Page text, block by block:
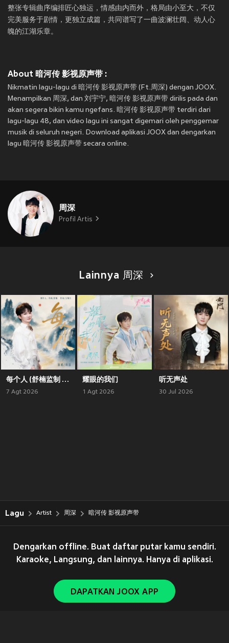
整张专辑曲序编排匠心独运，情感由内而外，格局由小至大，不仅
完美服务于剧情，更独立成篇，共同谱写了一曲波澜壮阔、动人心
魄的江湖乐章。
About 暗河传 影视原声带 :
Nikmatin lagu-lagu di 暗河传 影视原声带 (Ft.周深) dengan JOOX.
Menampilkan 周深, dan 刘宇宁, 暗河传 影视原声带 dirilis pada dan
akan segera bikin kamu ngefans. 暗河传 影视原声带 terdiri dari
lagu-lagu 48, dan video lagu ini sangat digemari oleh penggemar
musik di seluruh negeri. Download aplikasi JOOX dan dengarkan
lagu 暗河传 影视原声带 secara online.
周深
Profil Artis
Lainnya 周深
每个人 (舒楠监制 官方正式版)
7 Agt 2026
耀眼的我们
1 Agt 2026
听无声处
30 Jul 2026
Lagu Artist 周深 暗河传 影视原声带
Dengarkan offline. Buat daftar putar kamu sendiri.
Karaoke, Langsung, dan lainnya. Hanya di aplikasi.
DAPATKAN JOOX APP